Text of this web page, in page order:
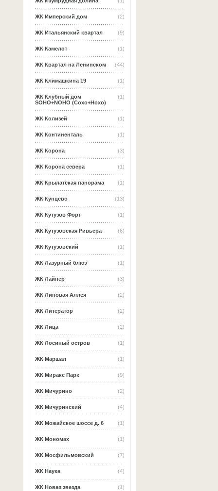
(2)
ЖК Имперский дом
(9)
ЖК Итальянский квартал
(1)
ЖК Камелот
(44)
ЖК Квартал на Ленинском
(1)
ЖК Климашкина 19
(1)
ЖК Клубный дом
SOHO+NOHO (Сохо+Нохо)
(1)
ЖК Колизей
(1)
ЖК Континенталь
(3)
ЖК Корона
(1)
ЖК Корона севера
(1)
ЖК Крылатская панорама
(13)
ЖК Кунцево
(1)
ЖК Кутузов Форт
(6)
ЖК Кутузовская Ривьера
(1)
ЖК Кутузовский
(1)
ЖК Лазурный блюз
(3)
ЖК Лайнер
(2)
ЖК Липовая Аллея
(2)
ЖК Литератор
(2)
ЖК Лица
(1)
ЖК Лосиный остров
(1)
ЖК Маршал
(9)
ЖК Миракс Парк
(2)
ЖК Мичурино
(4)
ЖК Мичуринский
(1)
ЖК Можайское шоссе д. 6
(1)
ЖК Мономах
(7)
ЖК Мосфильмовский
(4)
ЖК Наука
(1)
ЖК Новая звезда